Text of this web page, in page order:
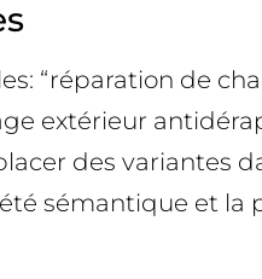
“réparation de
extérieur
des variantes
sémantique et la